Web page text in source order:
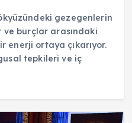
gezegenlerin
ve burçlar arasındaki
enerji ortaya çıkarıyor.
tepkileri ve iç